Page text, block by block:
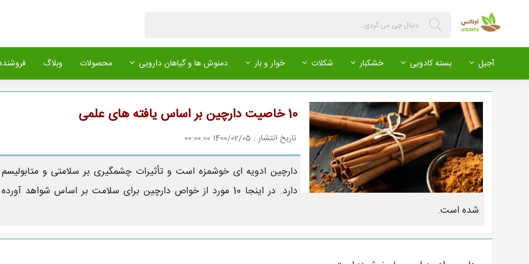
آجیل بسته کادویی خشکبار شکلات خوار و بار دمنوش ها و گیاهان دارویی محصولات وبلاگ
10 خاصیت دارچین بر اساس یافته های علمی
تاریخ انتشار : 1400/02/05 00:00:00
دارچین ادویه ای خوشمزه است و تأثیرات چشمگیری بر سلامتی و متابولیسم
دارد. در اینجا 10 مورد از خواص دارچین برای سلامت بر اساس شواهد آورده
شده است.